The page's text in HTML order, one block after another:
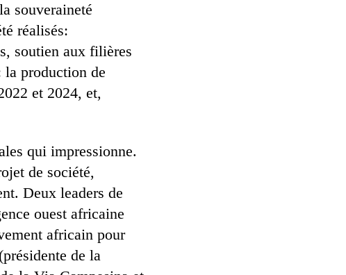
souveraineté
réalisés:
soutien aux filières
la production de
et 2024, et,
qui impressionne.
de société,
Deux leaders de
ouest africaine
africain pour
de la